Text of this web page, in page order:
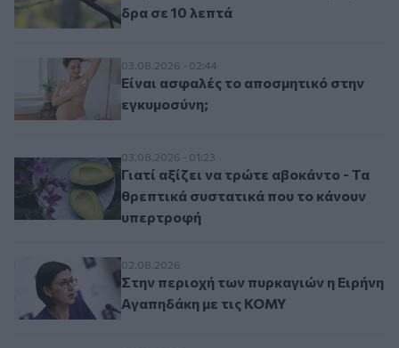
δρα σε 10 λεπτά
Είναι ασφαλές το αποσμητικό στην
03.08.2026 - 02:44
Είναι ασφαλές το αποσμητικό στην
εγκυμοσύνη;
Γιατί αξίζει να τρώτε αβοκάντο - Τα
03.08.2026 - 01:23
Γιατί αξίζει να τρώτε αβοκάντο - Τα
θρεπτικά συστατικά που το κάνουν
υπερτροφή
Στην περιοχή των πυρκαγιών η Ειρήνη
02.08.2026
Στην περιοχή των πυρκαγιών η Ειρήνη
Αγαπηδάκη με τις ΚΟΜΥ